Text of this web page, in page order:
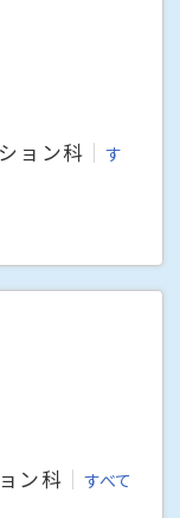
ョン科
す
ン科
すべて